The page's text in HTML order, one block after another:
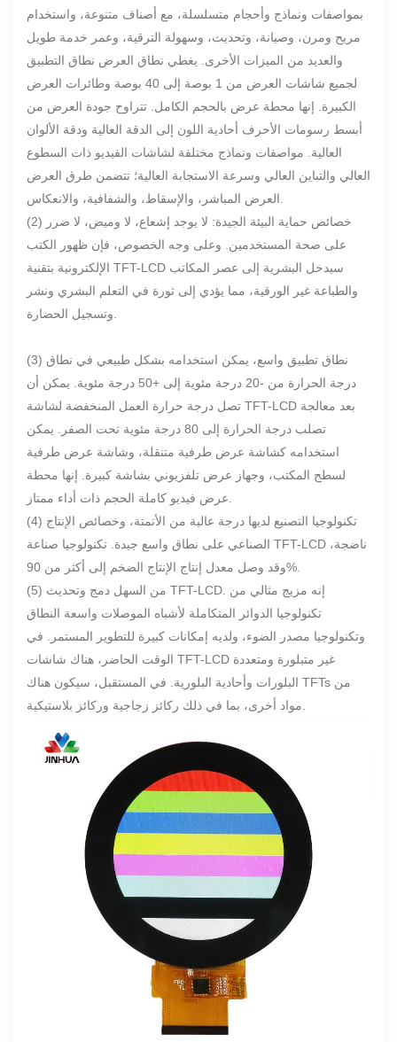
بمواصفات ونماذج وأحجام متسلسلة، مع أصناف متنوعة، واستخدام
مريح ومرن، وصيانة، وتحديث، وسهولة الترقية، وعمر خدمة طويل
والعديد من الميزات الأخرى. يغطي نطاق العرض نطاق التطبيق
لجميع شاشات العرض من 1 بوصة إلى 40 بوصة وطائرات العرض
الكبيرة. إنها محطة عرض بالحجم الكامل. تتراوح جودة العرض من
أبسط رسومات الأحرف أحادية اللون إلى الدقة العالية ودقة الألوان
العالية. مواصفات ونماذج مختلفة لشاشات الفيديو ذات السطوع
العالي والتباين العالي وسرعة الاستجابة العالية؛ تتضمن طرق العرض
(2) خصائص حماية البيئة الجيدة: لا يوجد إشعاع، لا وميض، لا ضرر
على صحة المستخدمين. وعلى وجه الخصوص، فإن ظهور الكتب
الإلكترونية بتقنية TFT-LCD سيدخل البشرية إلى عصر المكاتب
والطباعة غير الورقية، مما يؤدي إلى ثورة في التعلم البشري ونشر
(3) نطاق تطبيق واسع، يمكن استخدامه بشكل طبيعي في نطاق
درجة الحرارة من -20 درجة مئوية إلى +50 درجة مئوية. يمكن أن
تصل درجة حرارة العمل المنخفضة لشاشة TFT-LCD بعد معالجة
تصلب درجة الحرارة إلى 80 درجة مئوية تحت الصفر. يمكن
استخدامه كشاشة عرض طرفية متنقلة، وشاشة عرض طرفية
لسطح المكتب، وجهاز عرض تلفزيوني بشاشة كبيرة. إنها محطة
(4) تكنولوجيا التصنيع لديها درجة عالية من الأتمتة، وخصائص الإنتاج
الصناعي على نطاق واسع جيدة. تكنولوجيا صناعة TFT-LCD ناضجة،
وقد وصل معدل إنتاج الإنتاج الضخم إلى أكثر من 90%.
(5) من السهل دمج وتحديث TFT-LCD. إنه مزيج مثالي من
تكنولوجيا الدوائر المتكاملة لأشباه الموصلات واسعة النطاق
وتكنولوجيا مصدر الضوء، ولديه إمكانات كبيرة للتطوير المستمر. في
الوقت الحاضر، هناك شاشات TFT-LCD غير متبلورة ومتعددة
البلورات وأحادية البلورية. في المستقبل، سيكون هناك TFTs من